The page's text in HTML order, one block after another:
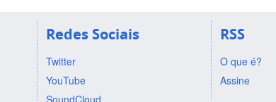
Redes Sociais
Twitter
YouTube
SoundCloud
RSS
O que é?
Assine